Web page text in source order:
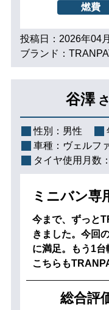
燃費
投稿日：2026年04
ブランド：
谷澤
性別： 男性
車種： ヴェルフ
タイヤ使用月数：
ミニバン専
今まで、ずっと
きました。今回
に満足。もう1台
こちらも
総合評